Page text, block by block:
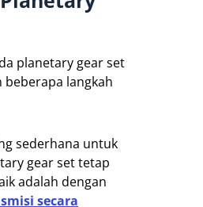
planetary gear set
langkah
sederhana untuk
gear set tetap
adalah dengan
secara